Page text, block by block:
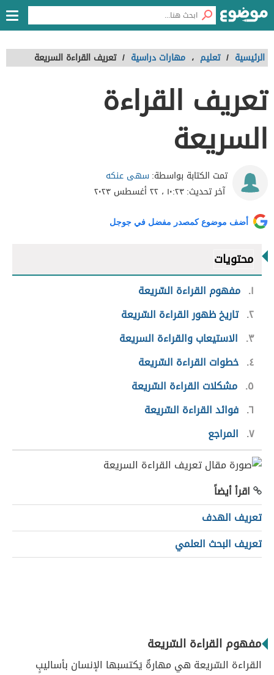
الرئيسية / تعليم ، مهارات دراسية / تعريف القراءة السريعة
تعريف القراءة
السريعة
تمت الكتابة بواسطة:سهى عنكه
آخر تحديث:١٠:٢٣ ، ٢٢ أغسطس ٢٠٢٣
أضف موضوع كمصدر مفضل في جوجل
محتويات
١ مفهوم القراءة السّريعة
٢ تاريخ ظهور القراءة السّريعة
٣
الاستيعاب والقراءة السريعة
٤ خطوات القراءة السّريعة
٥ مشكلات القراءة السّريعة
٦ فوائد القراءة السّريعة
٧ المراجع
اقرأ أيضاً
تعريف الهدف
تعريف البحث العلمي
مفهوم القراءة السّريعة
القراءة السّريعة هي مهارةٌ يَكتسبها الإنسان بأساليبٍ